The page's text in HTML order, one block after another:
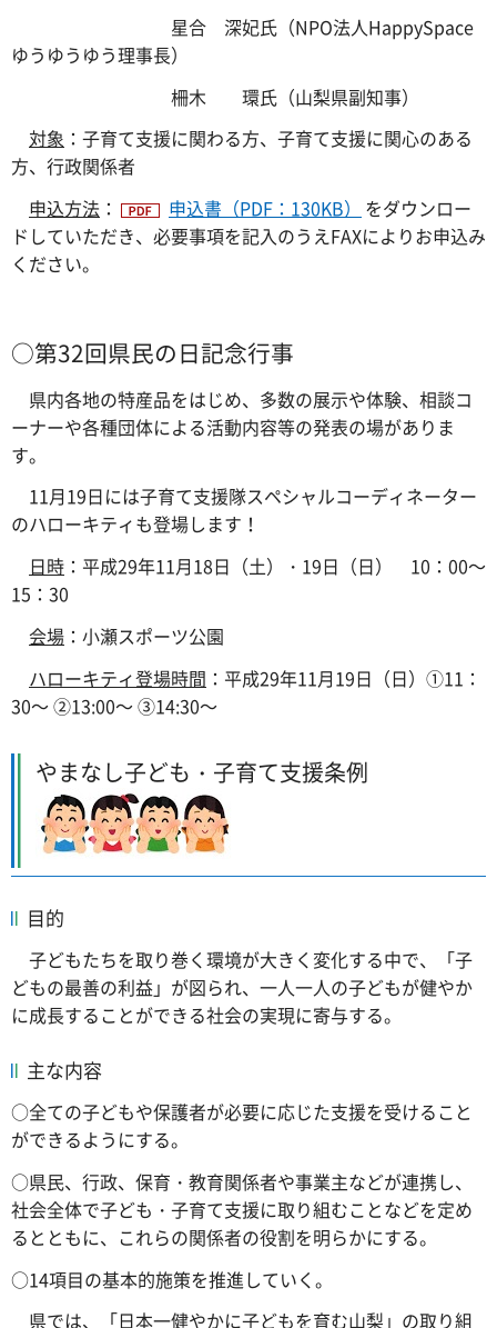
星合 深妃氏（NPO法人HappySpace
ゆうゆうゆう理事長）
柵木 環氏（山梨県副知事）
対象 ：子育て支援に関わる方、子育て支援に関心のある
方、行政関係者
申込方法 ： 申込書（PDF：130KB）
をダウンロー
ドしていただき、必要事項を記入のうえFAXによりお申込み
ください。
○第32回県民の日記念行事
県内各地の特産品をはじめ、多数の展示や体験、相談コ
ーナーや各種団体による活動内容等の発表の場がありま
す。
11月19日には子育て支援隊スペシャルコーディネーター
のハローキティも登場します！
日時 ：平成29年11月18日（土）・19日（日） 10：00～
15：30
会場 ：小瀬スポーツ公園
ハローキティ登場時間 ：平成29年11月19日（日）①11：
30～ ②13:00～ ③14:30～
やまなし子ども・子育て支援条例
目的
子どもたちを取り巻く環境が大きく変化する中で、「子
どもの最善の利益」が図られ、一人一人の子どもが健やか
に成長することができる社会の実現に寄与する。
主な内容
○全ての子どもや保護者が必要に応じた支援を受けること
ができるようにする。
○県民、行政、保育・教育関係者や事業主などが連携し、
社会全体で子ども・子育て支援に取り組むことなどを定め
るとともに、これらの関係者の役割を明らかにする。
○14項目の基本的施策を推進していく。
県では、「日本一健やかに子どもを育む山梨」の取り組